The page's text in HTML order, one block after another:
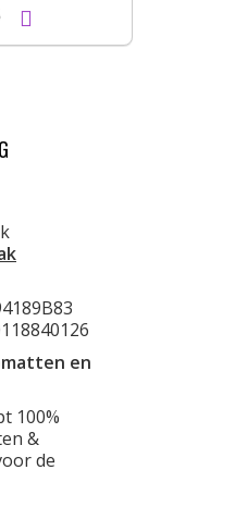
en
100%
&
de